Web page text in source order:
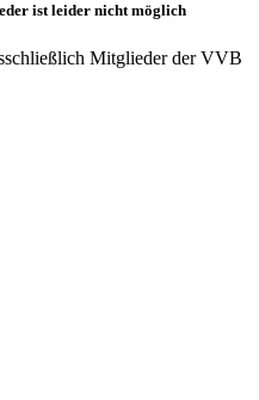
ist leider nicht möglich
Mitglieder der VVB